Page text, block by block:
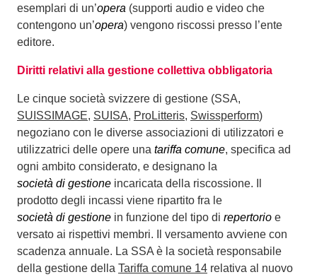
esemplari di un’opera (supporti audio e video che
contengono un’opera) vengono riscossi presso l’ente
editore.
Diritti relativi alla gestione collettiva obbligatoria
Le cinque società svizzere di gestione (SSA,
SUISSIMAGE, SUISA, ProLitteris, Swissperform)
negoziano con le diverse associazioni di utilizzatori e
utilizzatrici delle opere una tariffa comune, specifica ad
ogni ambito considerato, e designano la
società di gestione incaricata della riscossione. Il
prodotto degli incassi viene ripartito fra le
società di gestione in funzione del tipo di repertorio e
versato ai rispettivi membri. Il versamento avviene con
scadenza annuale. La SSA è la società responsabile
della gestione della Tariffa comune 14 relativa al nuovo